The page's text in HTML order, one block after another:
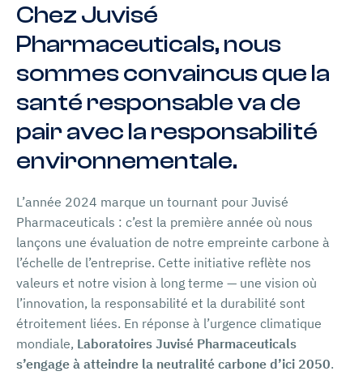
Chez Juvisé
Pharmaceuticals, nous
sommes convaincus que la
santé responsable va de
pair avec la responsabilité
environnementale.
L’année 2024 marque un tournant pour Juvisé
Pharmaceuticals : c’est la première année où nous
lançons une évaluation de notre empreinte carbone à
l’échelle de l’entreprise. Cette initiative reflète nos
valeurs et notre vision à long terme — une vision où
l’innovation, la responsabilité et la durabilité sont
étroitement liées. En réponse à l’urgence climatique
mondiale, Laboratoires Juvisé Pharmaceuticals
s’engage à atteindre la neutralité carbone d’ici 2050.